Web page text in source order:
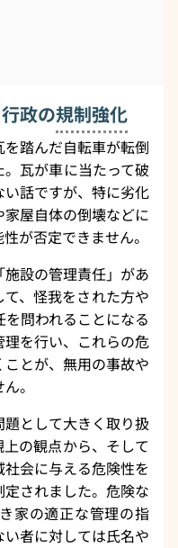
政の規制強化
踏んだ自転車が転倒
瓦が車に当たって破
話ですが、特に劣化
屋自体の倒壊などに
が否定できません。
設の管理責任」があ
、怪我をされた方や
問われることになる
を行い、これらの危
とが、無用の事故や
。
として大きく取り扱
の観点から、そして
会に与える危険性を
されました。危険な
家の適正な管理の指
者に対しては氏名や